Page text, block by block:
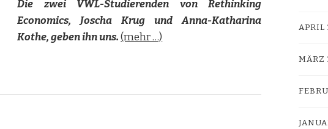
Die zwei VWL-Studierenden von Rethinking
Economics, Joscha Krug und Anna-Katharina
Kothe, geben ihn uns. (mehr …)
APRIL
MÄRZ